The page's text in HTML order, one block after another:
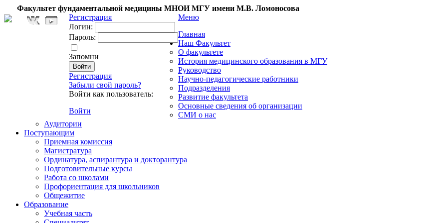
Факультет фундаментальной медицины МНОИ МГУ имени М.В. Ломоносова
Регистрация
Логин:
Пароль:
Запомни
Регистрация
Забыли свой пароль?
Войти как пользователь:
Войти
Меню
Главная
Наш Факультет
О факультете
История медицинского образования в МГУ
Руководство
Научно-педагогические работники
Подразделения
Развитие факультета
Основные сведения об организации
СМИ о нас
Аудитории
Поступающим
Приемная комиссия
Магистратура
Ординатура, аспирантура и докторантура
Подготовительные курсы
Работа со школами
Профориентация для школьников
Общежитие
Образование
Учебная часть